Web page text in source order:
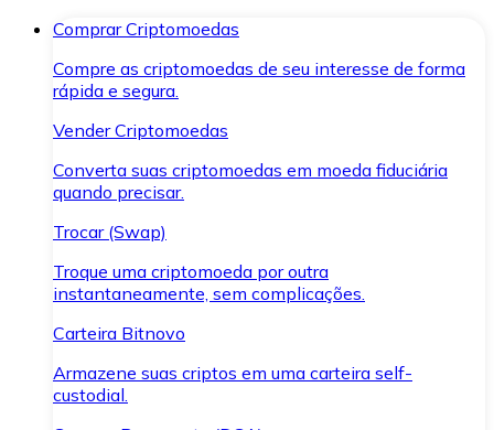
Comprar Criptomoedas
Compre as criptomoedas de seu interesse de forma
rápida e segura.
Vender Criptomoedas
Converta suas criptomoedas em moeda fiduciária
quando precisar.
Trocar (Swap)
Troque uma criptomoeda por outra
instantaneamente, sem complicações.
Carteira Bitnovo
Armazene suas criptos em uma carteira self-
custodial.